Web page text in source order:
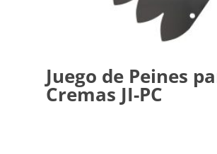
Juego de Peines
Cremas JI-PC